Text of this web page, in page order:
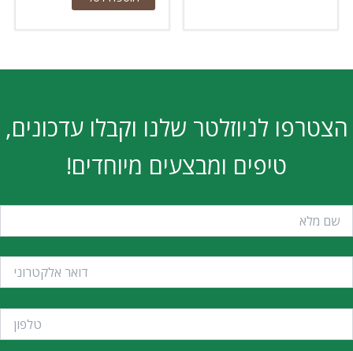
הצטרפו לניוזלטר שלנו וקבלו עדכונים,
טיפים ומבצעים מיוחדים!